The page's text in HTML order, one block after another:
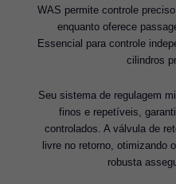
WAS permite controle
enquanto oferece
Essencial para controle
cilindros
Seu sistema de regulagem
finos e repetíveis,
controlados. A válvula de
livre no retorno, otimizando
robusta